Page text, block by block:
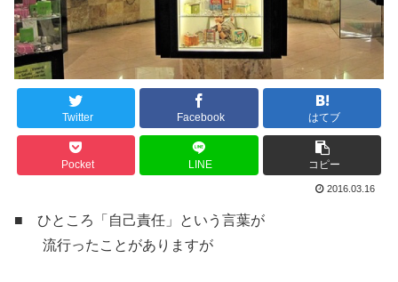
Twitter Facebook はてブ
Pocket LINE コピー
2016.03.16
■ ひところ「自己責任」という言葉が
流行ったことがありますが